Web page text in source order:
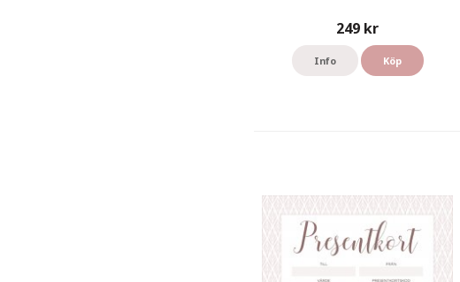
249 kr
Info Köp